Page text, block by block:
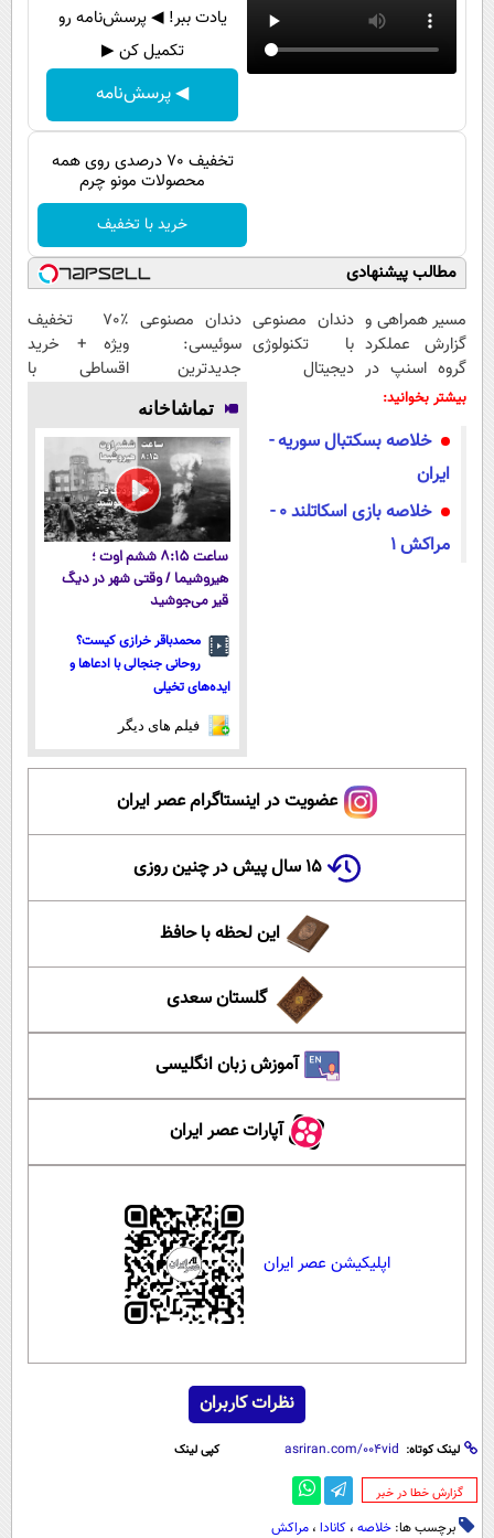
سرگرمی
بین الملل
حیات وحش
سیاست خارجی
داستان کوتاهیادت ببر! ◀ پرسش‌نامه رو
تکمیل کن ▶
◀ پرسش‌نامه
تخفیف 70 درصدی روی همه
محصولات مونو چرم
خرید با تخفیف
مطالب پیشنهادی
مسیر همراهی و
گزارش عملکرد
گروه اسنپ در
۱۴۰۴
دندان مصنوعی
با تکنولوژی
دیجیتال
دندان مصنوعی
سوئیسی:
جدیدترین
فناوری اروپا،
سبک و مقاوم |
پرداخت قسطی
70٪ تخفیف
ویژه + خرید
اقساطی با
بیشتر بخوانید:
خلاصه بسکتبال سوریه -
ایران
خلاصه بازی اسکاتلند 0 -
مراکش 1
تماشاخانه
ساعت ۸:۱۵ ششم اوت ؛
هیروشیما / وقتی شهر در دیگ
قیر می‌جوشید
محمدباقر خرازی کیست؟
روحانی جنجالی با ادعاها و
ایده‌های تخیلی
فیلم های دیگر
عضویت در اینستاگرام عصر ایران
۱۵ سال پیش در چنین روزی
این لحظه با حافظ
گلستان سعدی
آموزش زبان انگلیسی
آپارات عصر ایران
اپلیکیشن عصر ایران
نظرات کاربران
لینک کوتاه: کپی لینک
‌گزارش خطا در خبر
برچسب ها: خلاصه‌ ، کانادا ، مراکش